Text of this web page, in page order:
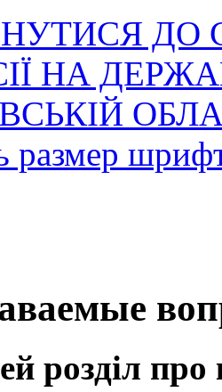
ДО
НА
размер
розділ